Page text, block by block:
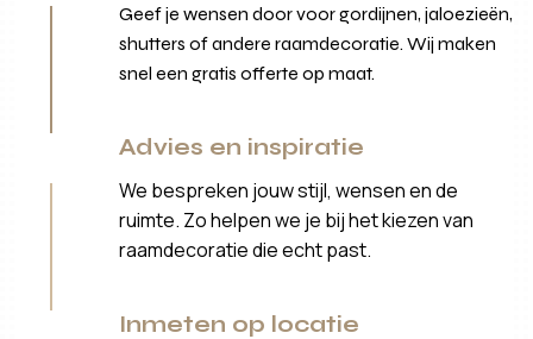
Geef je wensen door voor gordijnen, jaloezieën,
shutters of andere raamdecoratie. Wij maken
snel een gratis offerte op maat.
Advies en inspiratie
We bespreken jouw stijl, wensen en de
ruimte. Zo helpen we je bij het kiezen van
raamdecoratie die echt past.
Inmeten op locatie